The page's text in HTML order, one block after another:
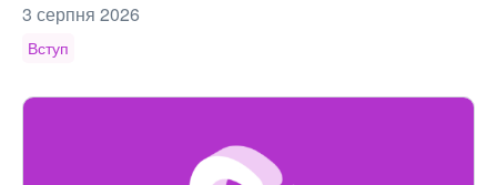
3 серпня 2026
Вступ